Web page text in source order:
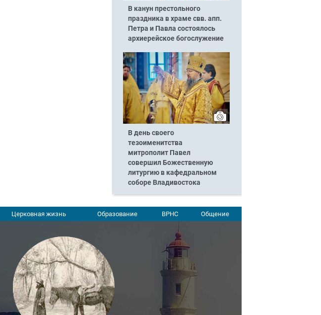
В канун престольного
праздника в храме свв. апп.
Петра и Павла состоялось
архиерейское богослужение
В день своего
тезоименитства
митрополит Павел
совершил Божественную
литургию в кафедральном
соборе Владивостока
Церковная жизнь Образование ВРНС Общение